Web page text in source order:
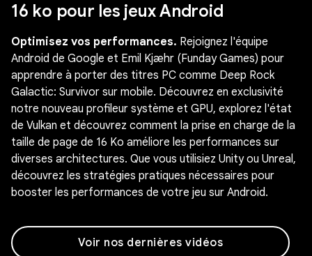
16 ko pour les jeux Android
Optimisez vos performances. Rejoignez l'équipe
Android de Google et Emil Kjæhr (Funday Games) pour
apprendre à porter des titres PC comme Deep Rock
Galactic: Survivor sur mobile. Découvrez en exclusivité
notre nouveau profileur système et GPU, explorez l'état
de Vulkan et découvrez comment la prise en charge de la
taille de page de 16 Ko améliore les performances sur
diverses architectures. Que vous utilisiez Unity ou Unreal,
découvrez les stratégies pratiques nécessaires pour
booster les performances de votre jeu sur Android.
Voir nos dernières vidéos